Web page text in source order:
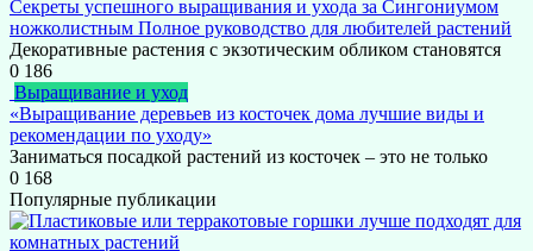
Секреты успешного выращивания и ухода за Сингониумом
ножколистным Полное руководство для любителей растений
Декоративные растения с экзотическим обликом становятся
0 186
Выращивание и уход
«Выращивание деревьев из косточек дома лучшие виды и
рекомендации по уходу»
Заниматься посадкой растений из косточек – это не только
0 168
Популярные публикации